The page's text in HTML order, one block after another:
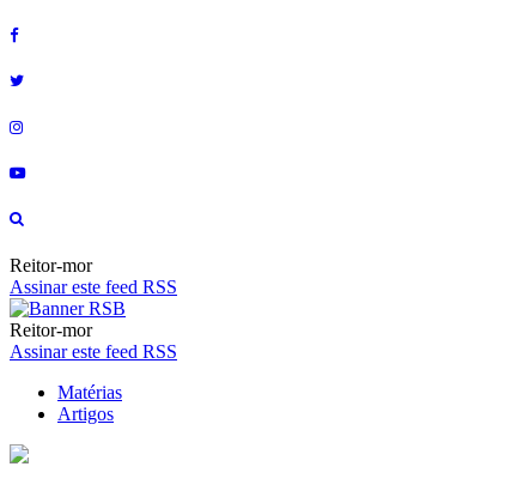
Reitor-mor
Assinar este feed RSS
Reitor-mor
Assinar este feed RSS
Matérias
Artigos